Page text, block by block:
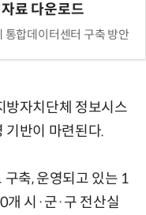
료 다운로드
통합데이터센터 구축 방안
방자치단체 정보시스
기반이 마련된다.
축, 운영되고 있는 1
시·군·구 전산실